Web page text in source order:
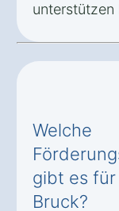
unterstützen
Welche
gibt es für
Bruck?